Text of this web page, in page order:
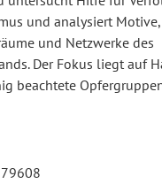
und analysiert Motive,
und Netzwerke des
Der Fokus liegt auf
beachtete